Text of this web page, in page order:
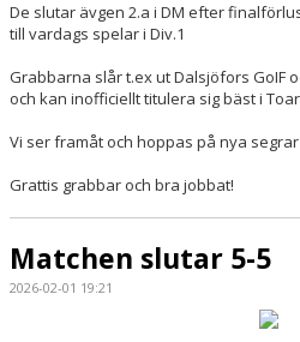
De slutar ävgen 2.a i DM efter
till vardags spelar i Div.1
Grabbarna slår t.ex ut Dalsjöfors GoIF
och kan inofficiellt titulera sig bäst i
Vi ser framåt och hoppas på nya
Grattis grabbar och bra jobbat!
Matchen slutar 5-5
2026-02-01 19:21